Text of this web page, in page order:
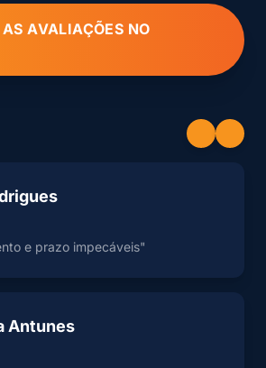
AVALIAÇÕES NO
e prazo impecáveis"
Antunes